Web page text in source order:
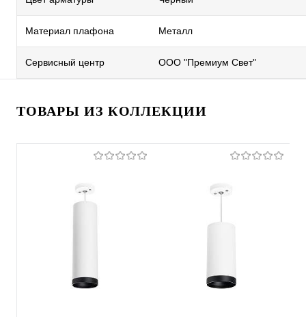
Материал плафона Металл
Сервисный центр ООО "Премиум Свет"
ТОВАРЫ ИЗ КОЛЛЕКЦИИ